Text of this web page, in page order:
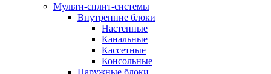
Мульти-сплит-системы
Внутренние блоки
Настенные
Канальные
Кассетные
Консольные
Наружные блоки